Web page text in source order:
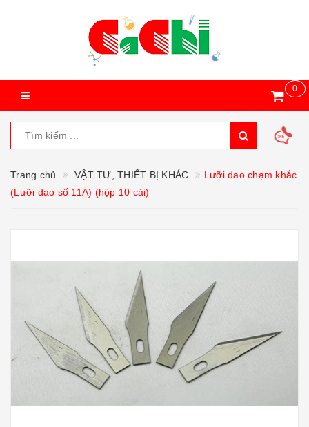
0
Trang chủ VẬT TƯ, THIẾT BỊ KHÁC
Lưỡi dao chạm khắc
(Lưỡi dao số 11A) (hộp 10 cái)